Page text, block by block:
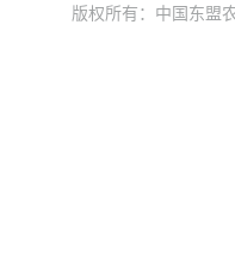
版权所有：中国东盟